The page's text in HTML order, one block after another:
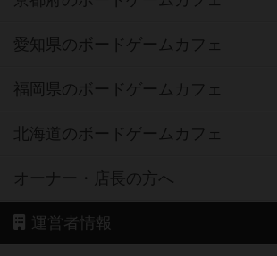
愛知県のボードゲームカフェ
福岡県のボードゲームカフェ
北海道のボードゲームカフェ
オーナー・店長の方へ
運営者情報